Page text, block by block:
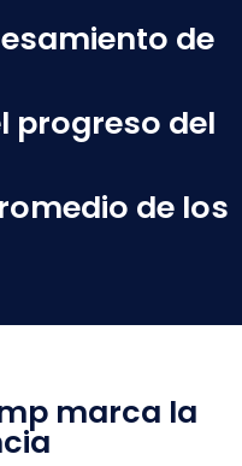
de
progreso del
de los
marca la